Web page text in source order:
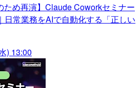
ため再演】Claude Coworkセミナー
日常業務をAIで自動化する「正しい
) 13:00